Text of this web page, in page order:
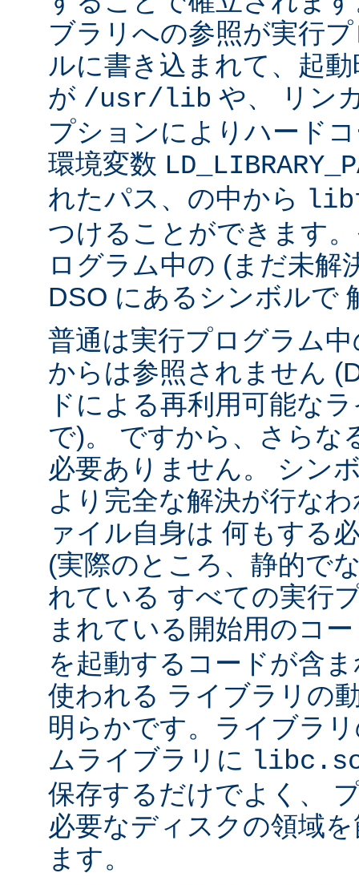
ブラリへの参照が実行
ルに書き込まれて、起
が /usr/lib や、 リン
プションによりハード
環境変数
れたパス、の中から
つけることができます
ログラム中の (まだ未解
DSO にあるシンボルで
普通は実行プログラム
からは参照されません
ドによる再利用可能な
で)。 ですから、さらな
必要ありません。 シン
より完全な解決が行な
ァイル自身は 何もする
(実際のところ、静的で
れている すべての実行
まれている開始用のコ
を起動するコードが含
使われる ライブラリの
明らかです。ライブラ
ムライブラリに
保存するだけでよく、
必要なディスクの領域
ます。